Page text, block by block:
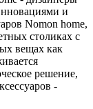
и
Nomon home,
столиках с
вещах как
решение,
-